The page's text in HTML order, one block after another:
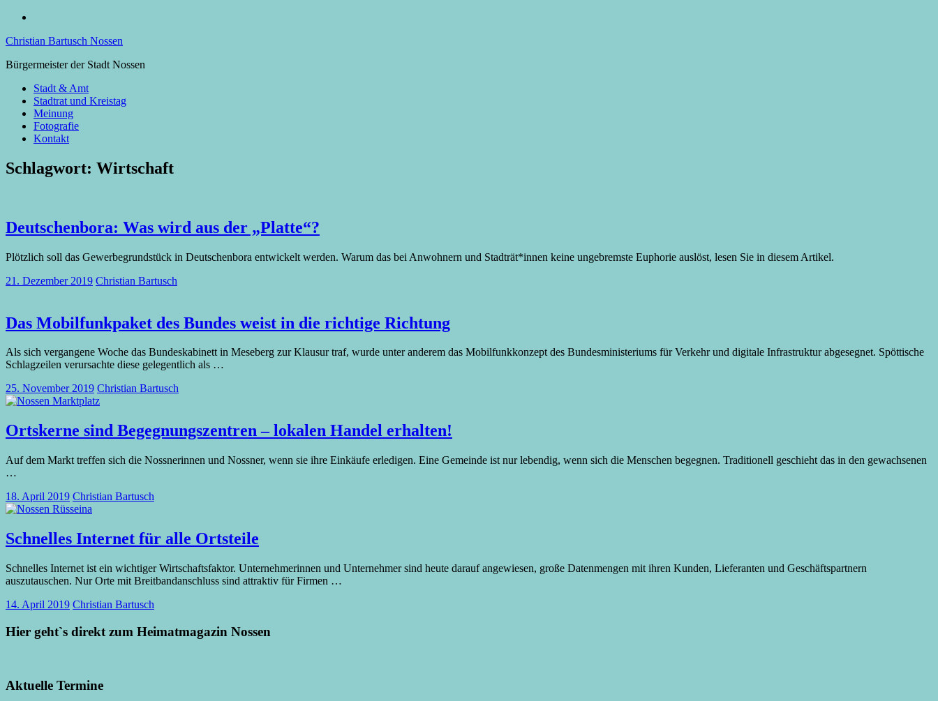
Zum
springen
Christian Bartusch Nossen
Bürgermeister der Stadt Nossen
Stadt & Amt
Stadtrat und Kreistag
Meinung
Fotografie
Kontakt
Schlagwort: Wirtschaft
Deutschenbora: Was wird aus der „Platte“?
Plötzlich soll das Gewerbegrundstück in Deutschenbora entwickelt werden. Warum das bei Anwohnern und Stadträt*innen keine ungebremste Euphorie auslöst, lesen Sie in diesem Artikel.
21. Dezember 2019 Christian Bartusch
Das Mobilfunkpaket des Bundes weist in die richtige Richtung
Als sich vergangene Woche das Bundeskabinett in Meseberg zur Klausur traf, wurde unter anderem das Mobilfunkkonzept des Bundesministeriums für Verkehr und digitale Infrastruktur abgesegnet. Spöttische
Schlagzeilen verursachte diese gelegentlich als …
25. November 2019 Christian Bartusch
Ortskerne sind Begegnungszentren – lokalen Handel erhalten!
Auf dem Markt treffen sich die Nossnerinnen und Nossner, wenn sie ihre Einkäufe erledigen. Eine Gemeinde ist nur lebendig, wenn sich die Menschen begegnen. Traditionell geschieht das in den gewachsenen
…
18. April 2019 Christian Bartusch
Schnelles Internet für alle Ortsteile
Schnelles Internet ist ein wichtiger Wirtschaftsfaktor. Unternehmerinnen und Unternehmer sind heute darauf angewiesen, große Datenmengen mit ihren Kunden, Lieferanten und Geschäftspartnern
auszutauschen. Nur Orte mit Breitbandanschluss sind attraktiv für Firmen …
14. April 2019 Christian Bartusch
Hier geht`s direkt zum Heimatmagazin Nossen
Aktuelle Termine